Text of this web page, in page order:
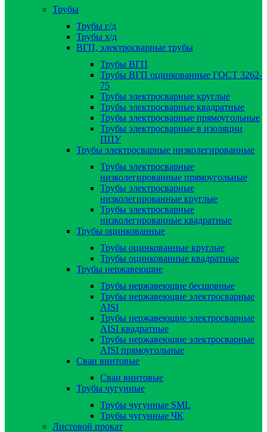
Трубы
Трубы г/д
Трубы х/д
ВГП, электросварные трубы
Трубы ВГП
Трубы ВГП оцинкованные ГОСТ 3262-
75
Трубы электросварные круглые
Трубы электросварные квадратные
Трубы электросварные прямоугольные
Трубы электросварные в изоляции
ППУ
Трубы электросварные низколегированные
Трубы электросварные
низколегированные прямоугольные
Трубы электросварные
низколегированные круглые
Трубы электросварные
низколегированные квадратные
Трубы оцинкованные
Трубы оцинкованные круглые
Трубы оцинкованные квадратные
Трубы нержавеющие
Трубы нержавеющие бесшовные
Трубы нержавеющие электросварные
AISI
Трубы нержавеющие электросварные
AISI квадратные
Трубы нержавеющие электросварные
AISI прямоугольные
Сваи винтовые
Сваи винтовые
Трубы чугунные
Трубы чугунные SML
Трубы чугунные ЧК
Листовой прокат